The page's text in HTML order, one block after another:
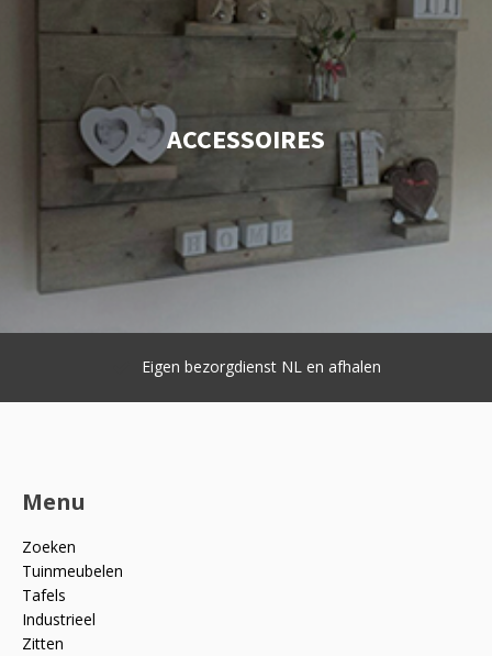
ACCESSOIRES
Eigen bezorgdienst NL en afhalen
Menu
Zoeken
Tuinmeubelen
Tafels
Industrieel
Zitten